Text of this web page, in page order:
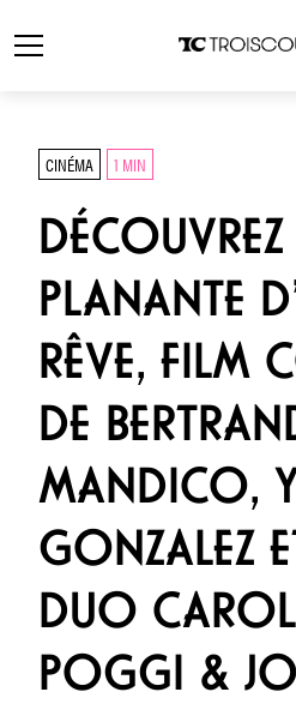
CINÉMA 1 MIN
PLANANTE
RÊVE, FILM
DE
MANDICO,
GONZALEZ
DUO
POGGI &